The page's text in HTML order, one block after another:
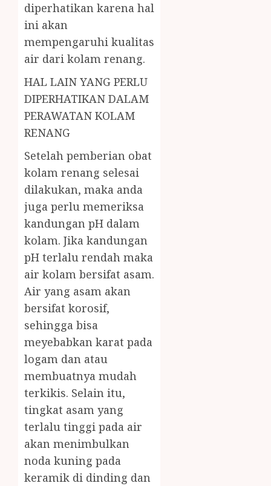
diperhatikan karena hal
ini akan
mempengaruhi kualitas
air dari kolam renang.
HAL LAIN YANG PERLU
DIPERHATIKAN DALAM
PERAWATAN KOLAM
RENANG
Setelah pemberian obat
kolam renang selesai
dilakukan, maka anda
juga perlu memeriksa
kandungan pH dalam
kolam. Jika kandungan
pH terlalu rendah maka
air kolam bersifat asam.
Air yang asam akan
bersifat korosif,
sehingga bisa
meyebabkan karat pada
logam dan atau
membuatnya mudah
terkikis. Selain itu,
tingkat asam yang
terlalu tinggi pada air
akan menimbulkan
noda kuning pada
keramik di dinding dan